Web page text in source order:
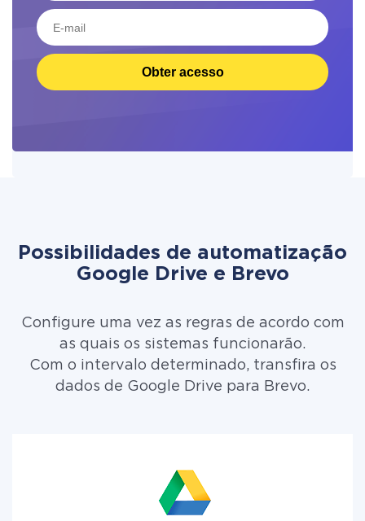
Obter acesso
Possibilidades de automatização
Google Drive e Brevo
Configure uma vez as regras de acordo com
as quais os sistemas funcionarão.
Com o intervalo determinado, transfira os
dados de Google Drive para Brevo.